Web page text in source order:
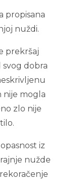
propisana
nuždi.
prekršaj
dobra
nije mogla
zlo nije
iz
nužde